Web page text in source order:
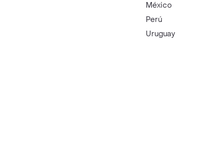
México
Perú
Uruguay